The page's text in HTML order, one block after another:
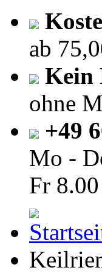
ab
Kein
ohne
+49
Mo -
Fr